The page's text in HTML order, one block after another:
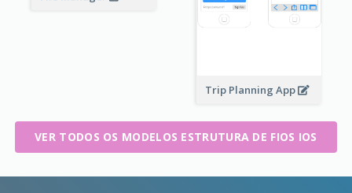
Trip Planning App
VER TODOS OS MODELOS ESTRUTURA DE FIOS IOS